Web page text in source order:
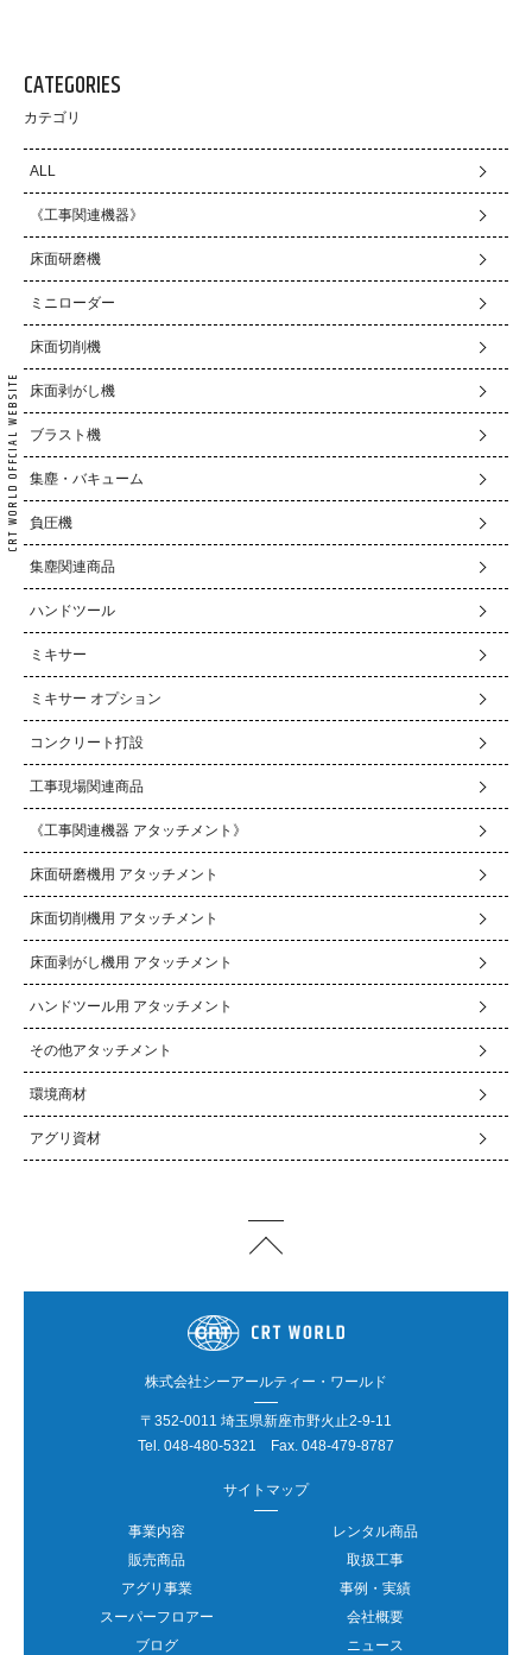
CATEGORIES
カテゴリ
ALL
《工事関連機器》
床面研磨機
ミニローダー
床面切削機
床面剥がし機
ブラスト機
集塵・バキューム
負圧機
集塵関連商品
ハンドツール
ミキサー
ミキサー オプション
コンクリート打設
工事現場関連商品
《工事関連機器 アタッチメント》
床面研磨機用 アタッチメント
床面切削機用 アタッチメント
床面剥がし機用 アタッチメント
ハンドツール用 アタッチメント
その他アタッチメント
環境商材
アグリ資材
株式会社シーアールティー・ワールド
〒352-0011 埼玉県新座市野火止2-9-11
Tel. 048-480-5321 Fax. 048-479-8787
サイトマップ
事業内容
レンタル商品
販売商品
取扱工事
アグリ事業
事例・実績
スーパーフロアー
会社概要
ブログ
ニュース